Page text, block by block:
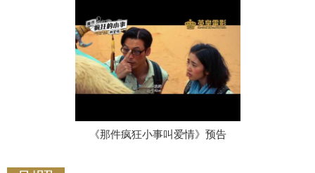
《那件疯狂小事叫爱情》预告